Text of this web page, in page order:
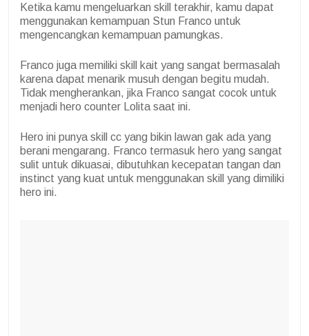
Ketika kamu mengeluarkan skill terakhir, kamu dapat
menggunakan kemampuan Stun Franco untuk
mengencangkan kemampuan pamungkas.
Franco juga memiliki skill kait yang sangat bermasalah
karena dapat menarik musuh dengan begitu mudah.
Tidak mengherankan, jika Franco sangat cocok untuk
menjadi hero counter Lolita saat ini.
Hero ini punya skill cc yang bikin lawan gak ada yang
berani mengarang. Franco termasuk hero yang sangat
sulit untuk dikuasai, dibutuhkan kecepatan tangan dan
instinct yang kuat untuk menggunakan skill yang dimiliki
hero ini.